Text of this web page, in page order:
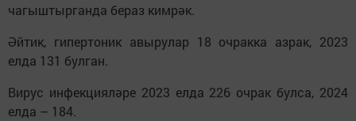
чагыштырганда бераз кимрәк.
Әйтик, гипертоник авырулар 18 очракка азрак, 2023
елда 131 булган.
Вирус инфекцияләре 2023 елда 226 очрак булса, 2024
елда – 184.